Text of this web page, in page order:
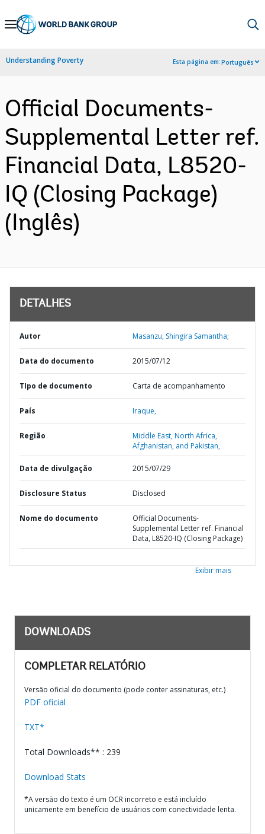
Skip
Navigation
Understanding Poverty Esta página em:Português
Official Documents-
Supplemental Letter ref.
Financial Data, L8520-
IQ (Closing Package)
(Inglês)
DETALHES
Autor Masanzu, Shingira Samantha;
Data do documento 2015/07/12
TIpo de documento Carta de acompanhamento
País Iraque,
Região
Middle East, North Africa,
Afghanistan, and Pakistan,
Data de divulgação 2015/07/29
Disclosure Status Disclosed
Nome do documento
Official Documents-
Supplemental Letter ref. Financial
Data, L8520-IQ (Closing Package)
Exibir mais
DOWNLOADS
COMPLETAR RELATÓRIO
Versão oficial do documento (pode conter assinaturas, etc.)
PDF oficial
TXT*
Total Downloads** : 239
Download Stats
*A versão do texto é um OCR incorreto e está incluído
unicamente em benefício de usuários com conectividade lenta.